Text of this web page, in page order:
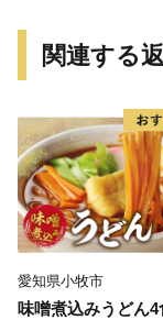
関連する
愛知県小牧市
味噌煮込みうどん4